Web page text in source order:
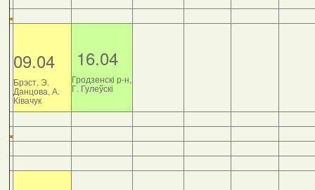
09.04
Брэст, Э.
Данцова, А.
Ківачук
16.04
Гродзенскі р-н,
Г. Гулеўскі